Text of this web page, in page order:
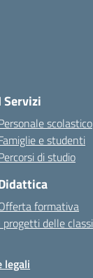
Servizi
scolastico
e studenti
di studio
formativa
progetti delle classi
legali